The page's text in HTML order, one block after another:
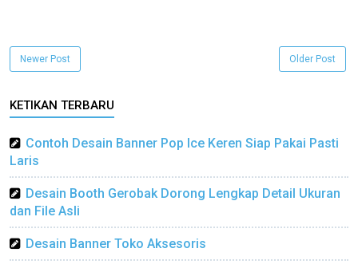
Newer Post Older Post
KETIKAN TERBARU
Contoh Desain Banner Pop Ice Keren Siap Pakai Pasti
Laris
Desain Booth Gerobak Dorong Lengkap Detail Ukuran
dan File Asli
Desain Banner Toko Aksesoris